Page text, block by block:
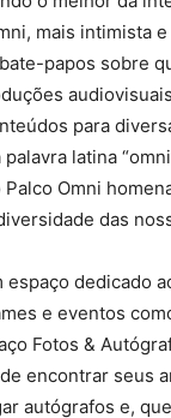
mais intimista
papos sobre
para
latina
Palco Omni
das
espaço dedicado
e eventos
Fotos &
encontrar seus
autógrafos e,